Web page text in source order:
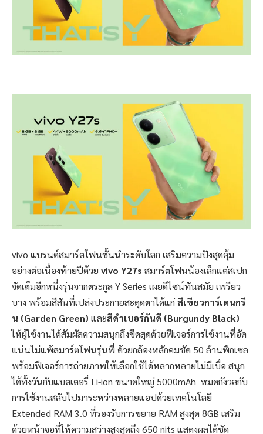
vivo แบรนด์สมาร์ตโฟนชั้นนำระดับโลก เสริมความปังสุดคุ้ม
อย่างต่อเนื่องท้ายปีด้วย vivo Y27s สมาร์ตโฟนน้องเล็กแต่สเปก
จัดเต็มอีกหนึ่งรุ่นจากตระกูล Y Series เผยดีไซน์ทันสมัย เพรียว
บาง พร้อมสีสันที่เปล่งประกายสะดุดตาได้แก่สีเขียวการ์เดนกรี
น (Garden Green) และสีดำเบอร์กันดี (Burgundy Black)
ให้ผู้ใช้งานได้สัมผัสความสนุกถึงขีดสุดด้วยฟีเจอร์การใช้งานที่อัด
แน่นไม่แพ้สมาร์ตโฟนรุ่นพี่ ด้วยกล้องหลักคมชัด 50 ล้านพิกเซล
พร้อมฟีเจอร์การถ่ายภาพให้เลือกใช้ได้หลากหลายไม่มีเบื่อ สนุก
ได้ทั้งวันกับแบตเตอรี่ Li-ion ขนาดใหญ่ 5000mAh หมดกังวลกับ
การใช้งานสลับไปมาระหว่างหลายแอปด้วยเทคโนโลยี
Extended RAM 3.0 ที่รองรับการขยาย RAM สูงสุด 8GB เสริม
ด้วยหน้าจอที่ให้ความสว่างสูงสุดถึง 650 nits แสดงผลได้ชัด